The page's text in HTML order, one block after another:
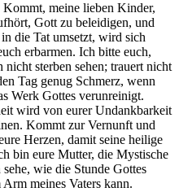
meine lieben Kinder,
Gott zu beleidigen, und
die Tat umsetzt, wird sich
erbarmen. Ich bitte euch,
sterben sehen; trauert nicht
Tag genug Schmerz, wenn
Werk Gottes verunreinigt.
wird von eurer Undankbarkeit
Kommt zur Vernunft und
Herzen, damit seine heilige
bin eure Mutter, die Mystische
wie die Stunde Gottes
meines Vaters kann.